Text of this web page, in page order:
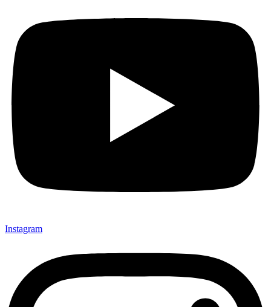
Instagram